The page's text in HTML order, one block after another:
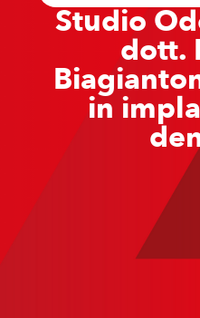
Studio
dott.
in